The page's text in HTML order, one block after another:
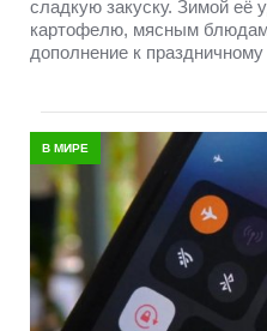
сладкую закуску. Зимой её
картофелю, мясным блюдам
дополнение к праздничному
В МИРЕ